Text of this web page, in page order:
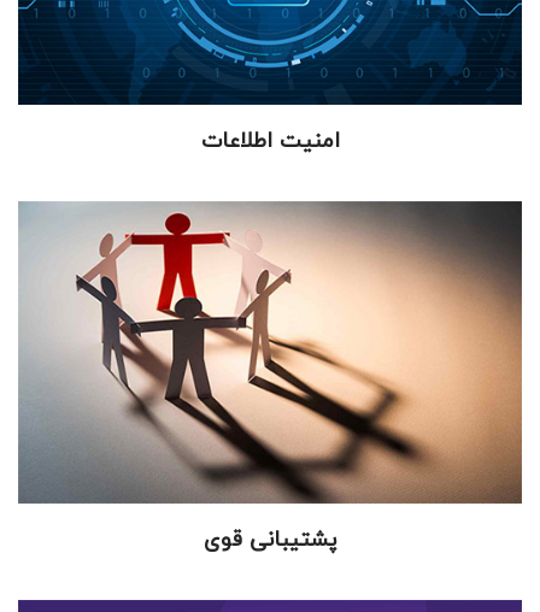
امنیت اطلاعات
بهره گیری از روش های مناسب، امنیت داده ها را برقرار نموده
است.
پشتیبانی قوی
پشتیبانی قوی
تیم پشتیبانی پیشگامان جهت حل مشکلات و سوالات شما در
رابطه با نرم افزار حسابداری لوازم التحریر با افتخار در تمامی
روزهای هفته، پاسخ‌گو و در کنار شما است.